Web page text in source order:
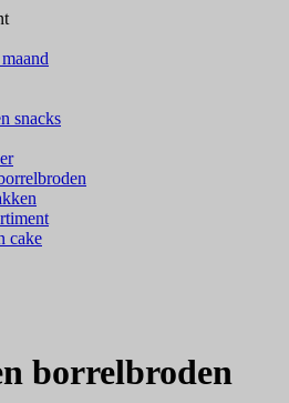
snacks
cake
borrelbroden